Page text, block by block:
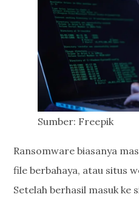
Sumber: Freepik
Ransomware biasanya
file berbahaya, atau situs
Setelah berhasil masuk ke